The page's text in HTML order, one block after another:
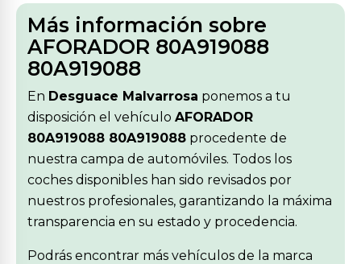
Más información sobre
AFORADOR 80A919088
80A919088
En Desguace Malvarrosa ponemos a tu
disposición el vehículo AFORADOR
80A919088 80A919088 procedente de
nuestra campa de automóviles. Todos los
coches disponibles han sido revisados por
nuestros profesionales, garantizando la máxima
transparencia en su estado y procedencia.
Podrás encontrar más vehículos de la marca